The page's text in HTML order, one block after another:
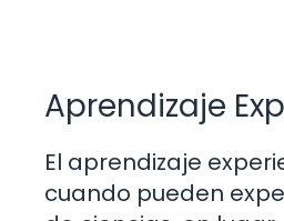
Aprendizaje
El aprendizaje
cuando pueden